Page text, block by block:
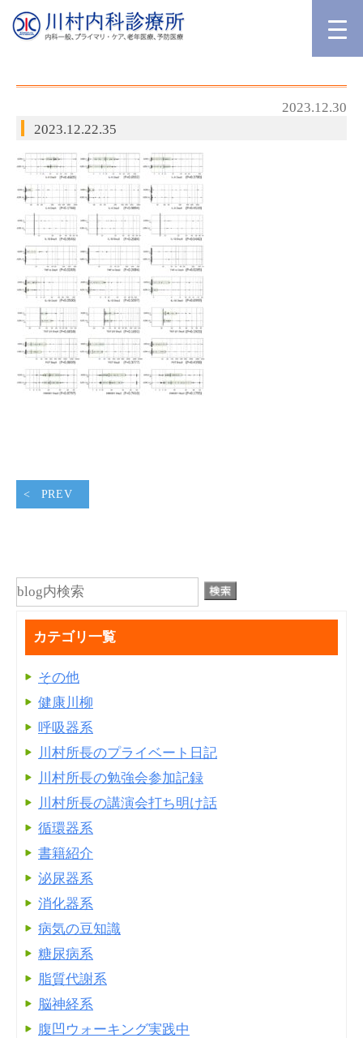
2023.12.30
2023.12.22.35
PREV
カテゴリ一覧
その他
健康川柳
呼吸器系
川村所長のプライベート日記
川村所長の勉強会参加記録
川村所長の講演会打ち明け話
循環器系
書籍紹介
泌尿器系
消化器系
病気の豆知識
糖尿病系
脂質代謝系
脳神経系
腹凹ウォーキング実践中